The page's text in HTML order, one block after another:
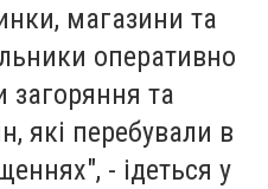
магазини та
оперативно
загоряння та
які перебували в
- ідеться у